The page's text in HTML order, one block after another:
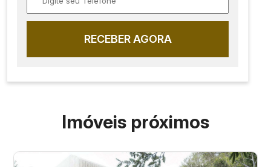
RECEBER AGORA
Imóveis próximos